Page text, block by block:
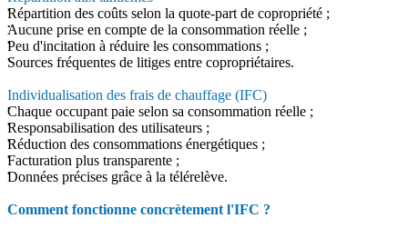
Répartition des coûts selon la quote-part de copropriété ;
Aucune prise en compte de la consommation réelle ;
Peu d'incitation à réduire les consommations ;
Sources fréquentes de litiges entre copropriétaires.
Individualisation des frais de chauffage (IFC)
Chaque occupant paie selon sa consommation réelle ;
Responsabilisation des utilisateurs ;
Réduction des consommations énergétiques ;
Facturation plus transparente ;
Données précises grâce à la télérelève.
Comment fonctionne concrètement l'IFC ?